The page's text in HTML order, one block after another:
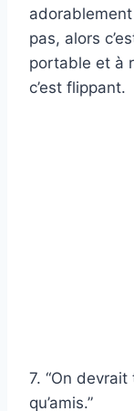
adorablement
pas, alors
portable et à
c’est flippant.
7. “On
qu’amis.”